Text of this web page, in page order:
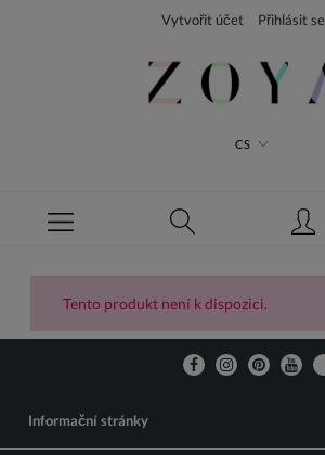
Vytvořit účet Přihlásit se
CS
Tento produkt není k dispozici.
Informační stránky